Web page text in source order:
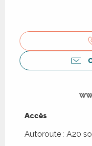
Accès
Accès
Autoroute : A20